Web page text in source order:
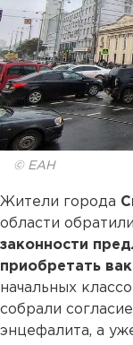
© ЕАН
Жители города
области
законности
приобретать
начальных
собрали
энцефалита, а